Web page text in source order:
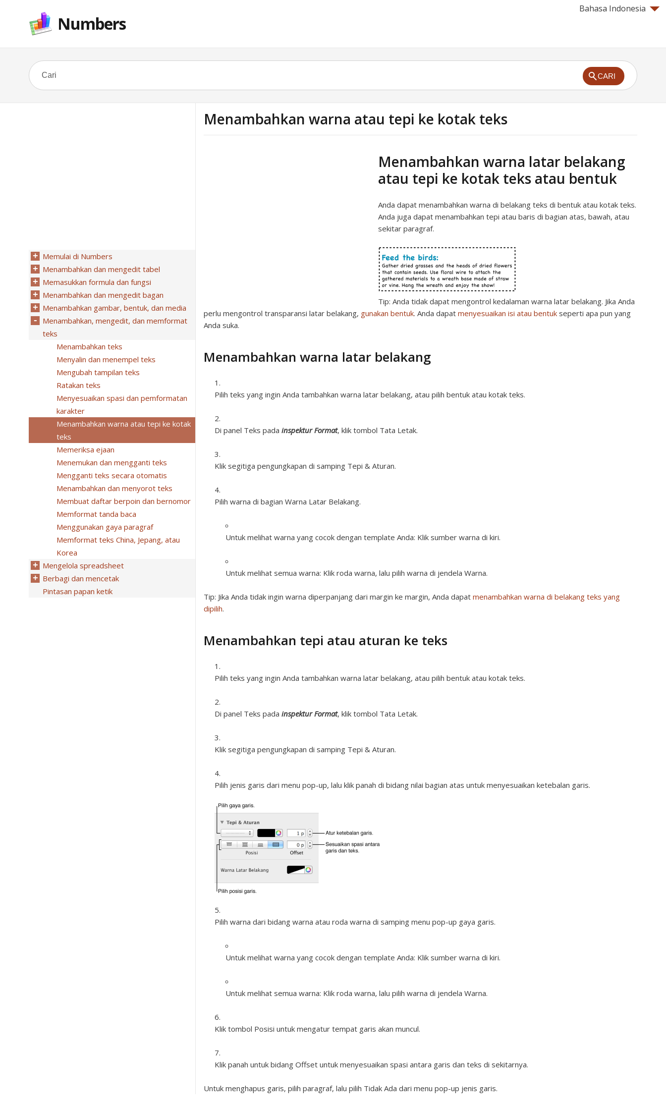
Bahasa Indonesia
Numbers
CARI
Menambahkan warna atau tepi ke kotak teks
Menambahkan warna latar belakang
atau tepi ke kotak teks atau bentuk
Anda dapat menambahkan warna di belakang teks di bentuk atau kotak teks.
Anda juga dapat menambahkan tepi atau baris di bagian atas, bawah, atau
sekitar paragraf.
Tip: Anda tidak dapat mengontrol kedalaman warna latar belakang. Jika Anda
perlu mengontrol transparansi latar belakang, gunakan bentuk. Anda dapat menyesuaikan isi atau bentuk seperti apa pun yang
Anda suka.
Menambahkan warna latar belakang
Pilih teks yang ingin Anda tambahkan warna latar belakang, atau pilih bentuk atau kotak teks.
Di panel Teks pada inspektur Format, klik tombol Tata Letak.
Klik segitiga pengungkapan di samping Tepi & Aturan.
Pilih warna di bagian Warna Latar Belakang.
Untuk melihat warna yang cocok dengan template Anda: Klik sumber warna di kiri.
Untuk melihat semua warna: Klik roda warna, lalu pilih warna di jendela Warna.
Tip: Jika Anda tidak ingin warna diperpanjang dari margin ke margin, Anda dapat menambahkan warna di belakang teks yang
dipilih.
Menambahkan tepi atau aturan ke teks
Pilih teks yang ingin Anda tambahkan warna latar belakang, atau pilih bentuk atau kotak teks.
Di panel Teks pada inspektur Format, klik tombol Tata Letak.
Klik segitiga pengungkapan di samping Tepi & Aturan.
Pilih jenis garis dari menu pop-up, lalu klik panah di bidang nilai bagian atas untuk menyesuaikan ketebalan garis.
Pilih warna dari bidang warna atau roda warna di samping menu pop-up gaya garis.
Untuk melihat warna yang cocok dengan template Anda: Klik sumber warna di kiri.
Untuk melihat semua warna: Klik roda warna, lalu pilih warna di jendela Warna.
Klik tombol Posisi untuk mengatur tempat garis akan muncul.
Klik panah untuk bidang Offset untuk menyesuaikan spasi antara garis dan teks di sekitarnya.
Untuk menghapus garis, pilih paragraf, lalu pilih Tidak Ada dari menu pop-up jenis garis.
Memulai di Numbers
Menambahkan dan mengedit tabel
Memasukkan formula dan fungsi
Menambahkan dan mengedit bagan
Menambahkan gambar, bentuk, dan media
Menambahkan, mengedit, dan memformat
teks
Menambahkan teks
Menyalin dan menempel teks
Mengubah tampilan teks
Ratakan teks
Menyesuaikan spasi dan pemformatan
karakter
Menambahkan warna atau tepi ke kotak
teks
Memeriksa ejaan
Menemukan dan mengganti teks
Mengganti teks secara otomatis
Menambahkan dan menyorot teks
Membuat daftar berpoin dan bernomor
Memformat tanda baca
Menggunakan gaya paragraf
Memformat teks China, Jepang, atau
Korea
Mengelola spreadsheet
Berbagi dan mencetak
Pintasan papan ketik